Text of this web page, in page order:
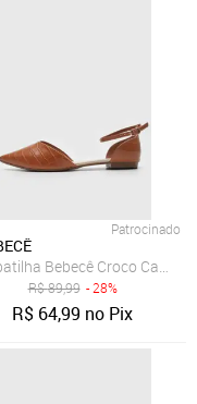
Croco Caramelo
Patrocinado
Bebecê Croco
R$89,99 - 28%
R$ 64,99 no Pix